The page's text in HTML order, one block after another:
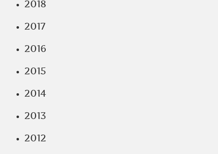
2018
2017
2016
2015
2014
2013
2012